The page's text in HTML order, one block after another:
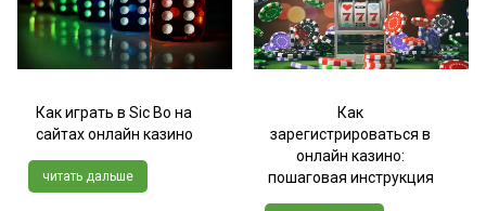
Как играть в Sic Bo на
сайтах онлайн казино
читать дальше
Как
зарегистрироваться в
онлайн казино:
пошаговая инструкция